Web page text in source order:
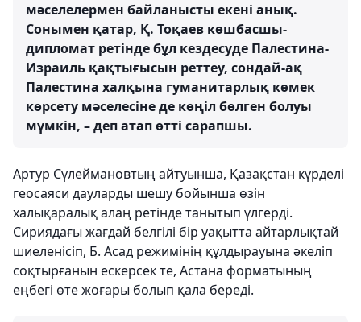
мәселелермен байланысты екені анық.
Сонымен қатар, Қ. Тоқаев көшбасшы-
дипломат ретінде бұл кездесуде Палестина-
Израиль қақтығысын реттеу, сондай-ақ
Палестина халқына гуманитарлық көмек
көрсету мәселесіне де көңіл бөлген болуы
мүмкін, – деп атап өтті сарапшы.
Артур Сүлеймановтың айтуынша, Қазақстан күрделі
геосаяси дауларды шешу бойынша өзін
халықаралық алаң ретінде танытып үлгерді.
Сириядағы жағдай белгілі бір уақытта айтарлықтай
шиеленісіп, Б. Асад режимінің құлдырауына әкеліп
соқтырғанын ескерсек те, Астана форматының
еңбегі өте жоғары болып қала береді.